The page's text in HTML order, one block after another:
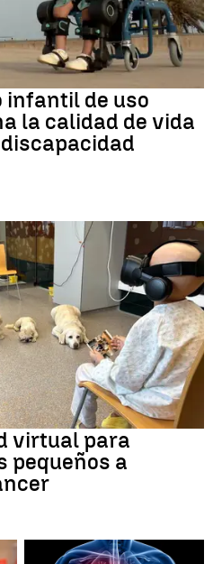
infantil de uso
la calidad de vida
virtual para
pequeños a